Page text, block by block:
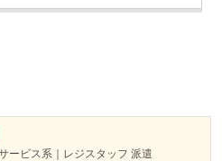
ービス系｜レジスタッフ 派遣